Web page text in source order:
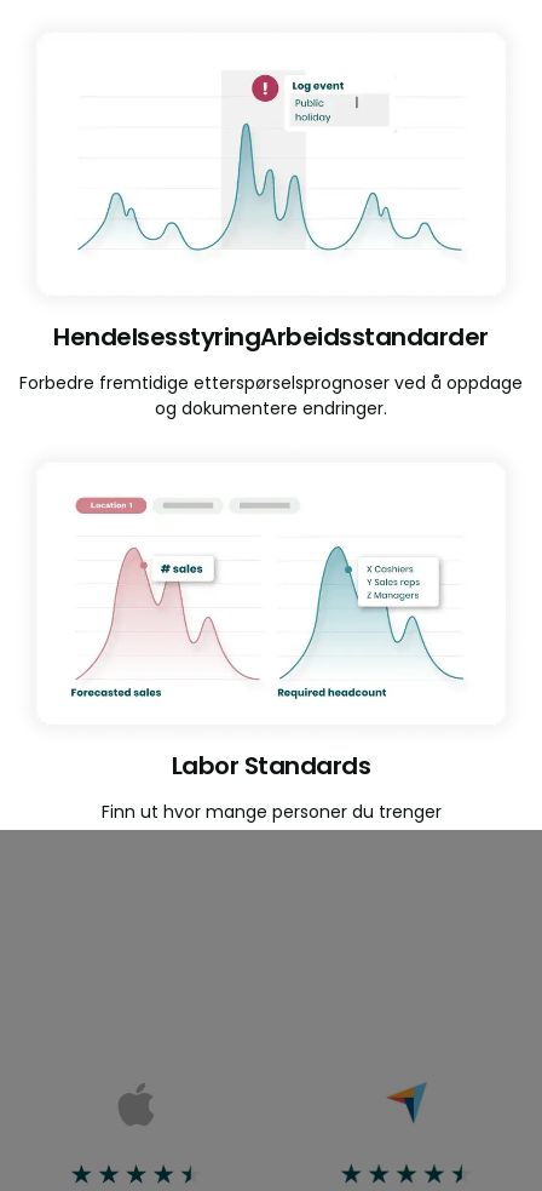
HendelsesstyringArbeidsstandarder
Forbedre fremtidige etterspørselsprognoser ved å oppdage
og dokumentere endringer.
Labor Standards
Finn ut hvor mange personer du trenger